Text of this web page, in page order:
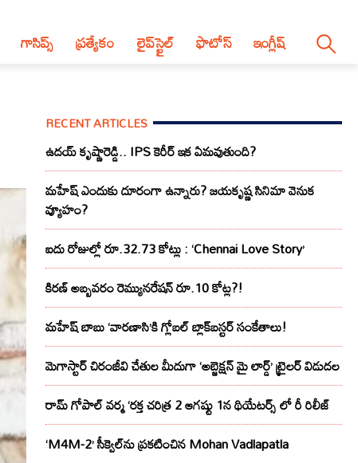
గాసిప్స్ ప్రత్యేకం లైప్‌స్టైల్‌ ఫొటోస్ ఇంగ్లీష్
RECENT ARTICLES
ఉదయ్ కృష్ణారెడ్డి.. IPS కెరీర్ ఇక ఏమవుతుంది?
మహేష్ ఎందుకు దూరంగా ఉన్నారు? జయకృష్ణ సినిమా వెనుక
వ్యూహం?
ఐదు రోజుల్లో రూ.32.73 కోట్లు : ‘Chennai Love Story’
కిరణ్ అబ్బవరం రెమ్యునరేషన్ రూ.10 కోట్ల?!
మహేష్ బాబు ‘వారణాసి’కి గ్లోబల్ బ్లాక్‌బస్టర్ సంకేతాలు!
మెగాస్టార్ చిరంజీవి చేతుల మీదుగా ‘అబ్జెక్ష‌న్ మై లార్డ్‌’ ట్రైల‌ర్ విడుద‌ల
రామ్ గోపాల్ వర్మ ‘రక్త చరిత్ర 2 ఆగష్టు 1న థియేటర్స్ లో రీ రిలీజ్
‘M4M-2’ సీక్వెల్‌ను ప్రకటించిన Mohan Vadlapatla